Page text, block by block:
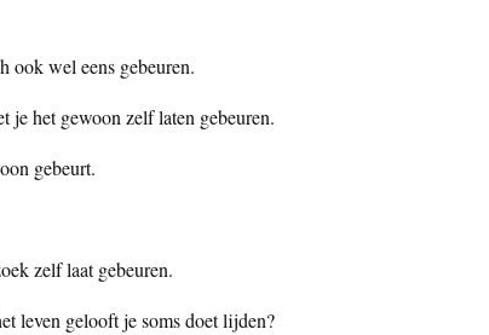
ook wel eens gebeuren.
het gewoon zelf laten gebeuren.
gebeurt.
zelf laat gebeuren.
leven gelooft je soms doet lijden?